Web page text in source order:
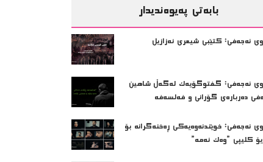
بابەتی پەیوەندیدار
نەجەفی: کتێبی شیعری ئەزازیل
نه‌جه‌فی: گفتوگۆیەک له‌گه‌ڵ شاهین
دەربارەی گۆرانی و فه‌لسه‌فه‌
نه‌جه‌فی: خوێندنه‌وه‌یه‌كی ڕه‌خنه‌گرانه‌ بۆ
كلیپی ”وه‌ك ئه‌مه‌”